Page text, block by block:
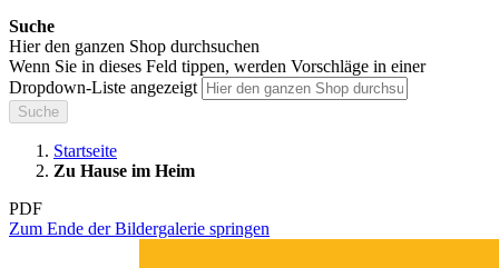
Suche
Hier den ganzen Shop durchsuchen
Wenn Sie in dieses Feld tippen, werden Vorschläge in einer
Dropdown-Liste angezeigt
Suche
Startseite
Zu Hause im Heim
PDF
Zum Ende der Bildergalerie springen